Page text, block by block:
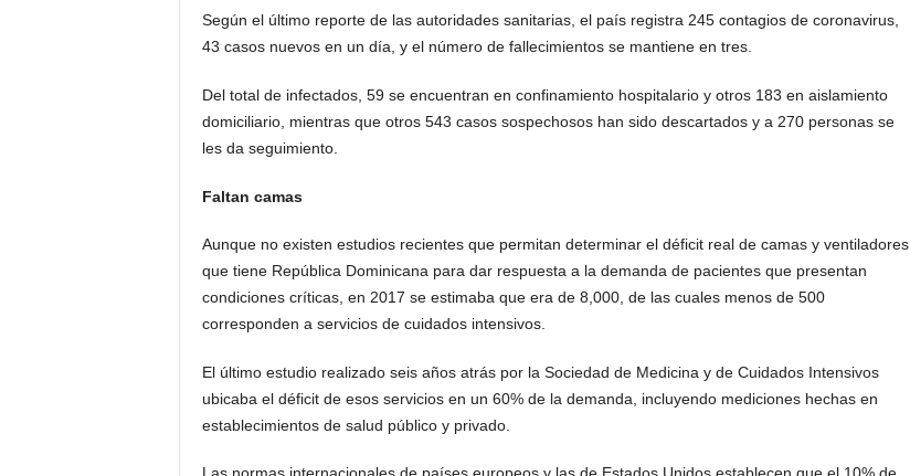
Según el último reporte de las autoridades sanitarias, el país registra 245 contagios de coronavirus,
43 casos nuevos en un día, y el número de fallecimientos se mantiene en tres.
Del total de infectados, 59 se encuentran en confinamiento hospitalario y otros 183 en aislamiento
domiciliario, mientras que otros 543 casos sospechosos han sido descartados y a 270 personas se
les da seguimiento.
Faltan camas
Aunque no existen estudios recientes que permitan determinar el déficit real de camas y ventiladores
que tiene República Dominicana para dar respuesta a la demanda de pacientes que presentan
condiciones críticas, en 2017 se estimaba que era de 8,000, de las cuales menos de 500
corresponden a servicios de cuidados intensivos.
El último estudio realizado seis años atrás por la Sociedad de Medicina y de Cuidados Intensivos
ubicaba el déficit de esos servicios en un 60% de la demanda, incluyendo mediciones hechas en
establecimientos de salud público y privado.